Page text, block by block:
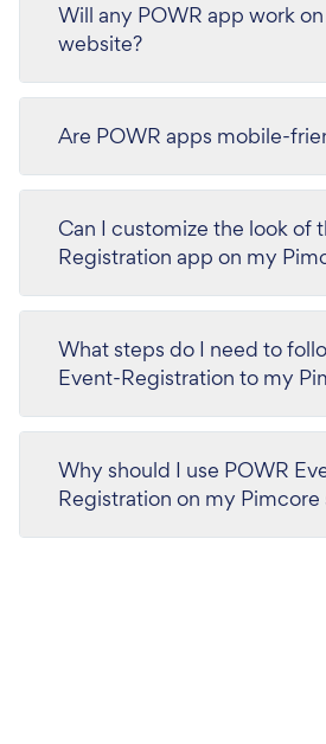
Will any POWR app work
website?
Are POWR apps mobile-
Can I customize the look of
Registration app on my
What steps do I need to
Event-Registration to my
Why should I use POWR
Registration on my Pimcore